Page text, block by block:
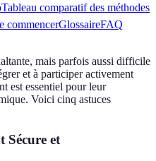
Tableau comparatif des méthodes
commencerGlossaireFAQ
mais parfois aussi difficile
et à participer activement
est essentiel pour leur
Voici cinq astuces
Sécure et